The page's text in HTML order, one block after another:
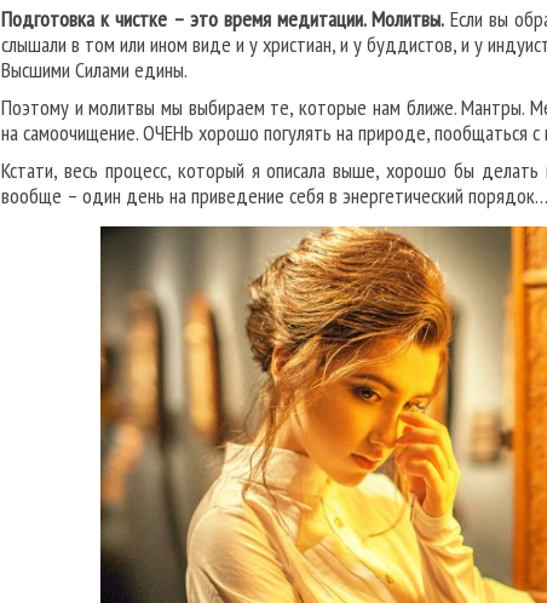
Подготовка к чистке – это время медитации. Молитвы.Если вы
слышали в том или ином виде и у христиан, и у буддистов, и у
Высшими Силами едины.
Поэтому и молитвы мы выбираем те, которые нам ближе. Мантры.
на самоочищение. ОЧЕНЬ хорошо погулять на природе, пообщаться
Кстати, весь процесс, который я описала выше, хорошо бы
вообще – один день на приведение себя в энергетический